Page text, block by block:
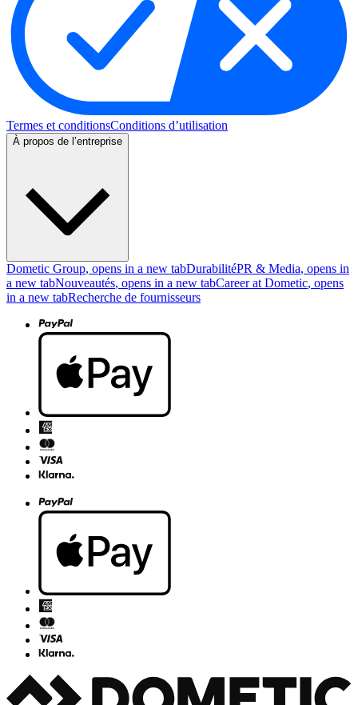
Termes et conditionsConditions d’utilisation
À propos de l’entreprise
Dometic Group, opens in a new tabDurabilitéPR & Media, opens in
a new tabNouveautés, opens in a new tabCareer at Dometic, opens
in a new tabRecherche de fournisseurs